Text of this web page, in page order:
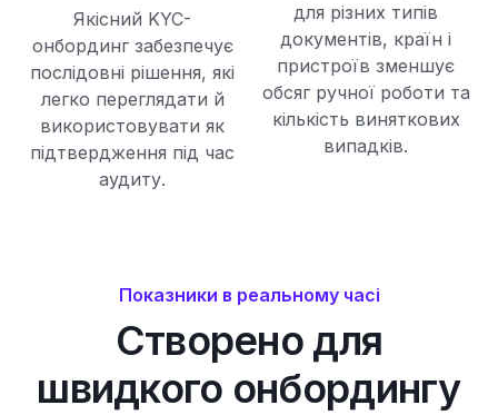
Якісний KYC-
онбординг забезпечує
послідовні рішення, які
легко переглядати й
використовувати як
підтвердження під час
аудиту.
для різних типів
документів, країн і
пристроїв зменшує
обсяг ручної роботи та
кількість виняткових
випадків.
Показники в реальному часі
Створено для
швидкого онбордингу